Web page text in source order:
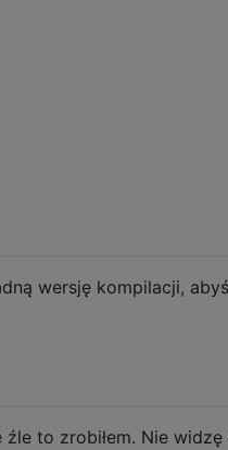
wersję kompilacji,
to zrobiłem. Nie